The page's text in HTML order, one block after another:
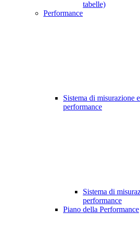
tabelle)
Performance
Sistema di misurazione
performance
Sistema di
performance
Piano della Performance